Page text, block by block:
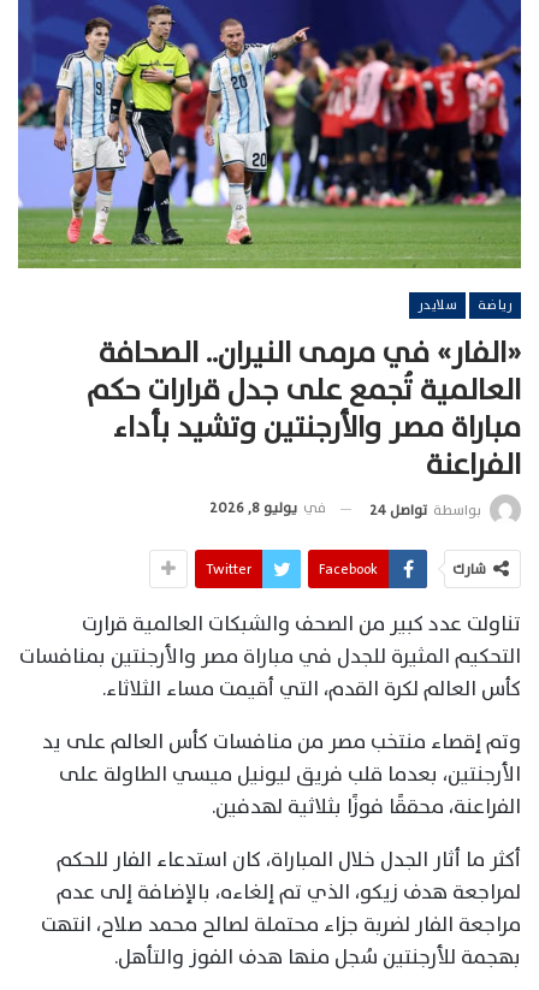
رياضة سلايدر
«الفار» في مرمى النيران.. الصحافة
العالمية تُجمع على جدل قرارات حكم
مباراة مصر والأرجنتين وتشيد بأداء
الفراعنة
بواسطة تواصل 24 في يوليو 8, 2026
شارك Facebook
Twitter
تناولت عدد كبير من الصحف والشبكات العالمية قرارت
التحكيم المثيرة للجدل في مباراة مصر والأرجنتين بمنافسات
كأس العالم لكرة القدم، التي أقيمت مساء الثلاثاء.
وتم إقصاء منتخب مصر من منافسات كأس العالم على يد
الأرجنتين، بعدما قلب فريق ليونيل ميسي الطاولة على
الفراعنة، محققًا فوزًا بثلاثية لهدفين.
أكثر ما أثار الجدل خلال المباراة، كان استدعاء الفار للحكم
لمراجعة هدف زيكو، الذي تم إلغاءه، بالإضافة إلى عدم
مراجعة الفار لضربة جزاء محتملة لصالح محمد صلاح، انتهت
بهجمة للأرجنتين سُجل منها هدف الفوز والتأهل.